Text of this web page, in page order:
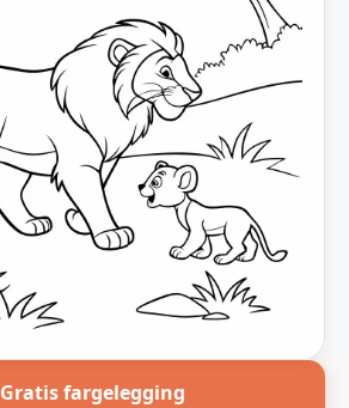
Gratis fargelegging